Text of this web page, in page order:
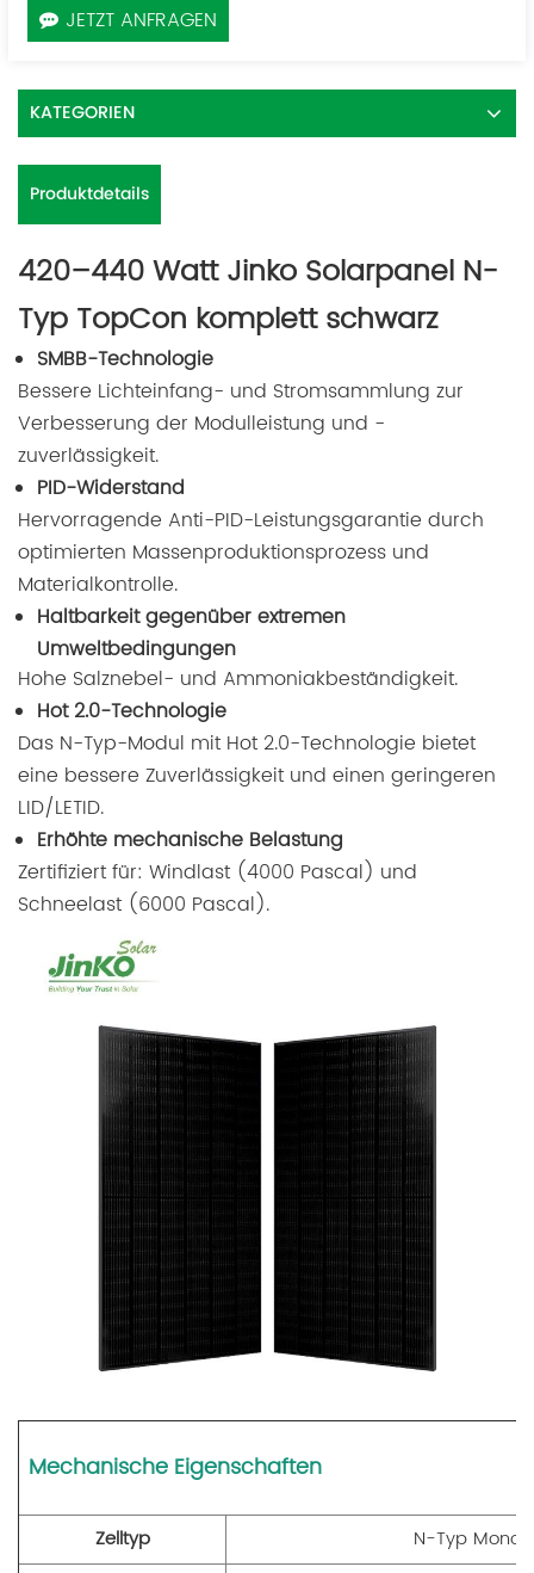
JETZT ANFRAGEN
KATEGORIEN
Produktdetails
420–440 Watt Jinko Solarpanel N-
Typ TopCon komplett schwarz
SMBB-Technologie
Bessere Lichteinfang- und Stromsammlung zur
Verbesserung der Modulleistung und -
zuverlässigkeit.
PID-Widerstand
Hervorragende Anti-PID-Leistungsgarantie durch
optimierten Massenproduktionsprozess und
Materialkontrolle.
Haltbarkeit gegenüber extremen
Umweltbedingungen
Hohe Salznebel- und Ammoniakbeständigkeit.
Hot 2.0-Technologie
Das N-Typ-Modul mit Hot 2.0-Technologie bietet
eine bessere Zuverlässigkeit und einen geringeren
LID/LETID.
Erhöhte mechanische Belastung
Zertifiziert für: Windlast (4000 Pascal) und
Schneelast (6000 Pascal).
Mechanische Eigenschaften
Zelltyp N-Typ